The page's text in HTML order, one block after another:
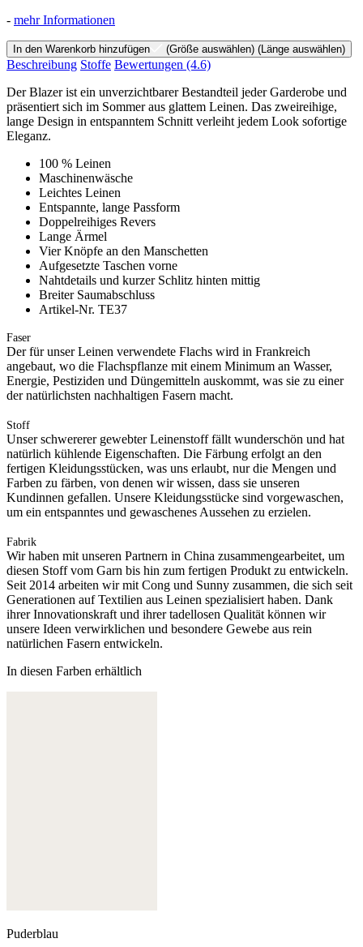
- mehr Informationen
In den Warenkorb hinzufügen (Größe auswählen) (Länge auswählen)
Beschreibung Stoffe Bewertungen (4.6)
Der Blazer ist ein unverzichtbarer Bestandteil jeder Garderobe und
präsentiert sich im Sommer aus glattem Leinen. Das zweireihige,
lange Design in entspanntem Schnitt verleiht jedem Look sofortige
Eleganz.
100 % Leinen
Maschinenwäsche
Leichtes Leinen
Entspannte, lange Passform
Doppelreihiges Revers
Lange Ärmel
Vier Knöpfe an den Manschetten
Aufgesetzte Taschen vorne
Nahtdetails und kurzer Schlitz hinten mittig
Breiter Saumabschluss
Artikel-Nr. TE37
Faser
Der für unser Leinen verwendete Flachs wird in Frankreich
angebaut, wo die Flachspflanze mit einem Minimum an Wasser,
Energie, Pestiziden und Düngemitteln auskommt, was sie zu einer
der natürlichsten nachhaltigen Fasern macht.
Stoff
Unser schwererer gewebter Leinenstoff fällt wunderschön und hat
natürlich kühlende Eigenschaften. Die Färbung erfolgt an den
fertigen Kleidungsstücken, was uns erlaubt, nur die Mengen und
Farben zu färben, von denen wir wissen, dass sie unseren
Kundinnen gefallen. Unsere Kleidungsstücke sind vorgewaschen,
um ein entspanntes und gewaschenes Aussehen zu erzielen.
Fabrik
Wir haben mit unseren Partnern in China zusammengearbeitet, um
diesen Stoff vom Garn bis hin zum fertigen Produkt zu entwickeln.
Seit 2014 arbeiten wir mit Cong und Sunny zusammen, die sich seit
Generationen auf Textilien aus Leinen spezialisiert haben. Dank
ihrer Innovationskraft und ihrer tadellosen Qualität können wir
unsere Ideen verwirklichen und besondere Gewebe aus rein
natürlichen Fasern entwickeln.
In diesen Farben erhältlich
Puderblau